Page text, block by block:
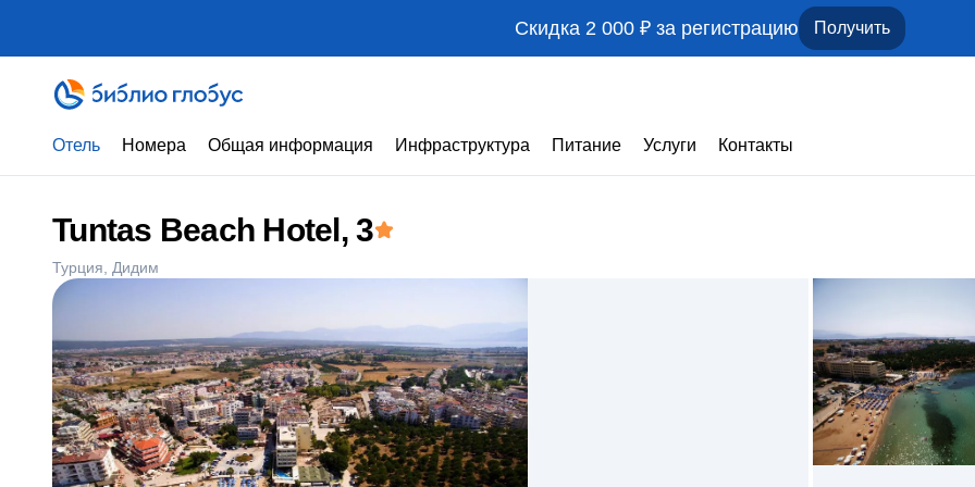
Скидка 2 000 ₽ за регистрацию Получить
Отель Номера Общая информация Инфраструктура Питание Услуги Контакты
Tuntas Beach Hotel, 3
Турция Дидим